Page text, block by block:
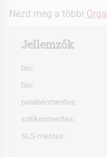
Nézd meg a többi
Jellemzők
bio:
bio:
parabénmentes:
szilikonmentes:
SLS-mentes: